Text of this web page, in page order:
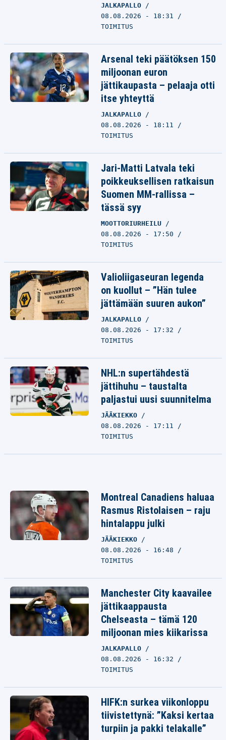
JALKAPALLO
08.08.2026 - 18:31
TOIMITUS
Arsenal teki päätöksen 150
miljoonan euron
jättikaupasta – pelaaja otti
itse yhteyttä
JALKAPALLO
08.08.2026 - 18:11
TOIMITUS
Jari-Matti Latvala teki
poikkeuksellisen ratkaisun
Suomen MM-rallissa –
tässä syy
MOOTTORIURHEILU
08.08.2026 - 17:50
TOIMITUS
Valioliigaseuran legenda
on kuollut – ”Hän tulee
jättämään suuren aukon”
JALKAPALLO
08.08.2026 - 17:32
TOIMITUS
NHL:n supertähdestä
jättihuhu – taustalta
paljastui uusi suunnitelma
JÄÄKIEKKO
08.08.2026 - 17:11
TOIMITUS
Montreal Canadiens haluaa
Rasmus Ristolaisen – raju
hintalappu julki
JÄÄKIEKKO
08.08.2026 - 16:48
TOIMITUS
Manchester City kaavailee
jättikaappausta
Chelseasta – tämä 120
miljoonan mies kiikarissa
JALKAPALLO
08.08.2026 - 16:32
TOIMITUS
HIFK:n surkea viikonloppu
tiivistettynä: ”Kaksi kertaa
turpiin ja pakki telakalle”